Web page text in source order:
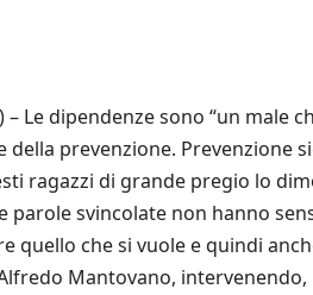
– Le dipendenze sono “un
prevenzione. Prevenzione
ragazzi di grande pregio lo
parole svincolate non hanno
quello che si vuole e quindi
Mantovano,